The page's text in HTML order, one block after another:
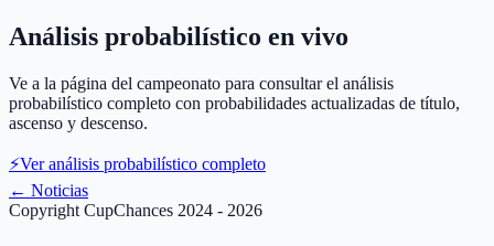
Análisis probabilístico en vivo
Ve a la página del campeonato para consultar el análisis
probabilístico completo con probabilidades actualizadas de título,
ascenso y descenso.
⚡Ver análisis probabilístico completo
← Noticias
Copyright CupChances 2024 - 2026